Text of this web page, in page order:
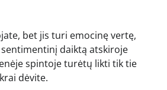
bet jis turi emocinę vertę,
daiktą atskiroje
spintoje turėtų likti tik tie
dėvite.